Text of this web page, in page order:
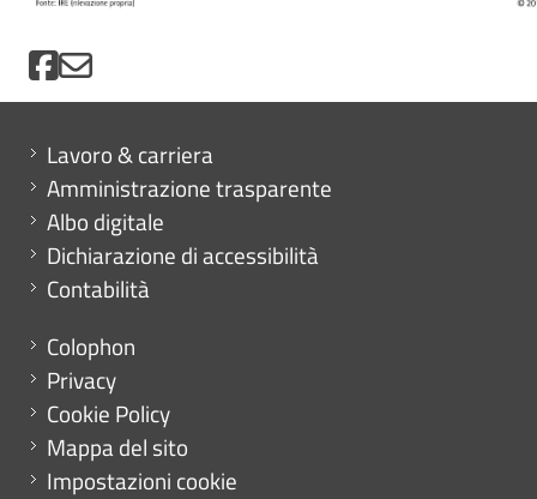
Mini menu di servizio
Lavoro & carriera
Amministrazione trasparente
Albo digitale
Dichiarazione di accessibilità
Contabilità
Menu footer
Colophon
Privacy
Cookie Policy
Mappa del sito
Impostazioni cookie